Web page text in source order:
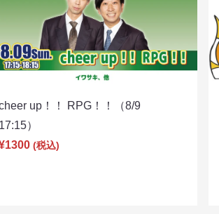
up！！ RPG！！（8/9
）
(税込)